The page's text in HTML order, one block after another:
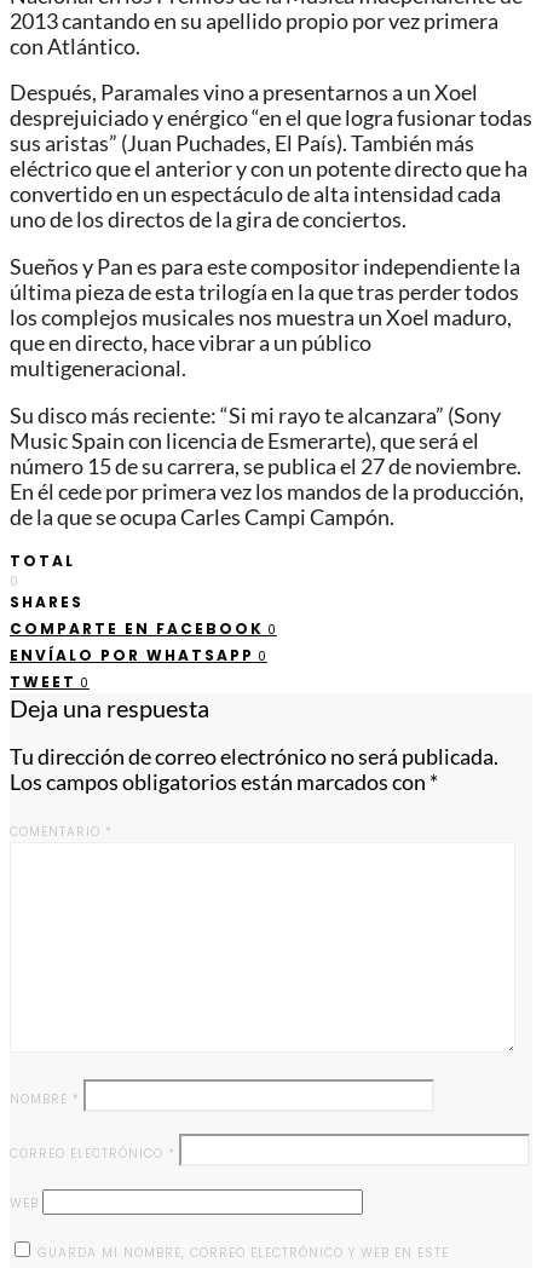
2013 cantando en su apellido propio por vez primera
con Atlántico.
Después, Paramales vino a presentarnos a un Xoel
desprejuiciado y enérgico “en el que logra fusionar todas
sus aristas” (Juan Puchades, El País). También más
eléctrico que el anterior y con un potente directo que ha
convertido en un espectáculo de alta intensidad cada
uno de los directos de la gira de conciertos.
Sueños y Pan es para este compositor independiente la
última pieza de esta trilogía en la que tras perder todos
los complejos musicales nos muestra un Xoel maduro,
que en directo, hace vibrar a un público
multigeneracional.
Su disco más reciente: “Si mi rayo te alcanzara” (Sony
Music Spain con licencia de Esmerarte), que será el
número 15 de su carrera, se publica el 27 de noviembre.
En él cede por primera vez los mandos de la producción,
de la que se ocupa Carles Campi Campón.
TOTAL
0
SHARES
COMPARTE EN FACEBOOK 0
ENVÍALO POR WHATSAPP 0
TWEET 0
Deja una respuesta
Tu dirección de correo electrónico no será publicada.
Los campos obligatorios están marcados con *
COMENTARIO *
NOMBRE *
CORREO ELECTRÓNICO *
WEB
GUARDA MI NOMBRE, CORREO ELECTRÓNICO Y WEB EN ESTE